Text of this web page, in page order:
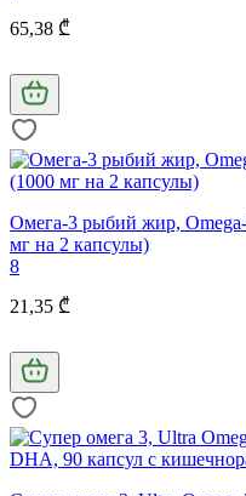
65,38 ₾
Омега-3 рыбий жир,
мг на 2 капсулы)
8
21,35 ₾